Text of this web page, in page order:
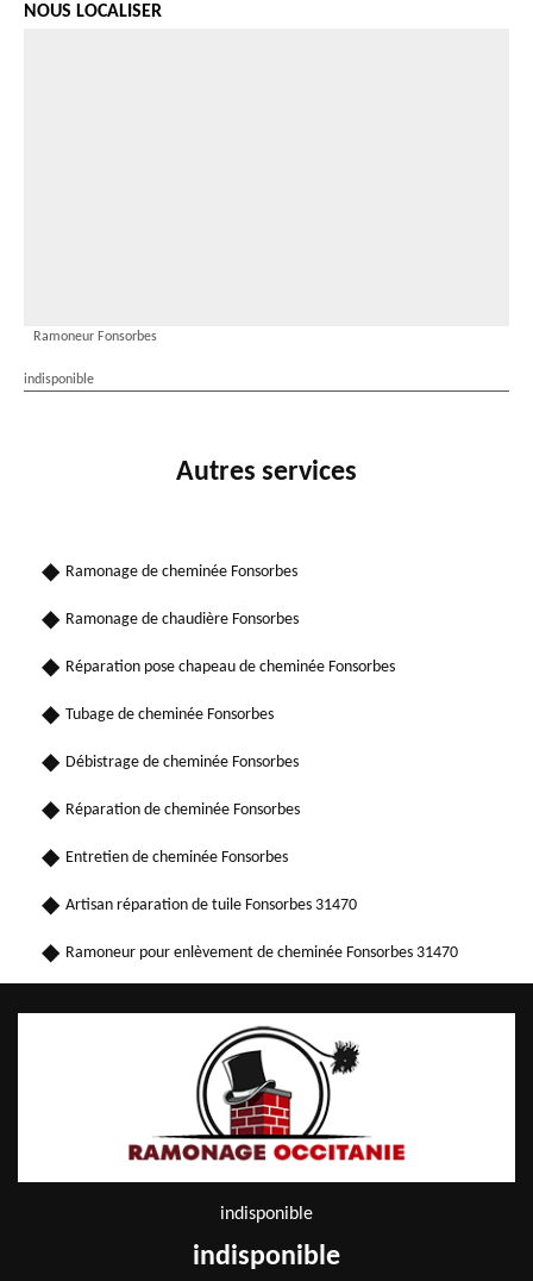
NOUS LOCALISER
Ramoneur Fonsorbes
indisponible
Autres services
Ramonage de cheminée Fonsorbes
Ramonage de chaudière Fonsorbes
Réparation pose chapeau de cheminée Fonsorbes
Tubage de cheminée Fonsorbes
Débistrage de cheminée Fonsorbes
Réparation de cheminée Fonsorbes
Entretien de cheminée Fonsorbes
Artisan réparation de tuile Fonsorbes 31470
Ramoneur pour enlèvement de cheminée Fonsorbes 31470
indisponible
indisponible